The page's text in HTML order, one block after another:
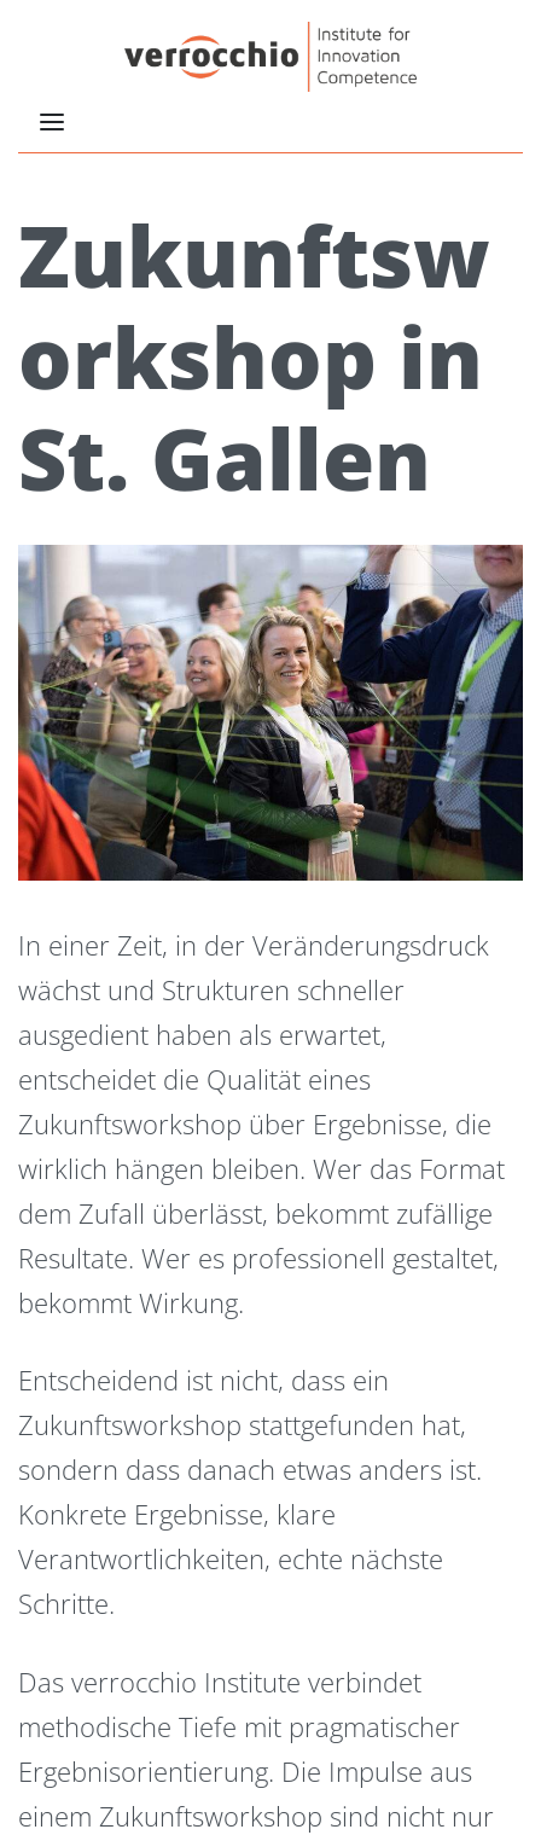
Zukunftsw
orkshop in
St. Gallen
In einer Zeit, in der Veränderungsdruck
wächst und Strukturen schneller
ausgedient haben als erwartet,
entscheidet die Qualität eines
Zukunftsworkshop über Ergebnisse, die
wirklich hängen bleiben. Wer das Format
dem Zufall überlässt, bekommt zufällige
Resultate. Wer es professionell gestaltet,
bekommt Wirkung.
Entscheidend ist nicht, dass ein
Zukunftsworkshop stattgefunden hat,
sondern dass danach etwas anders ist.
Konkrete Ergebnisse, klare
Verantwortlichkeiten, echte nächste
Schritte.
Das verrocchio Institute verbindet
methodische Tiefe mit pragmatischer
Ergebnisorientierung. Die Impulse aus
einem Zukunftsworkshop sind nicht nur